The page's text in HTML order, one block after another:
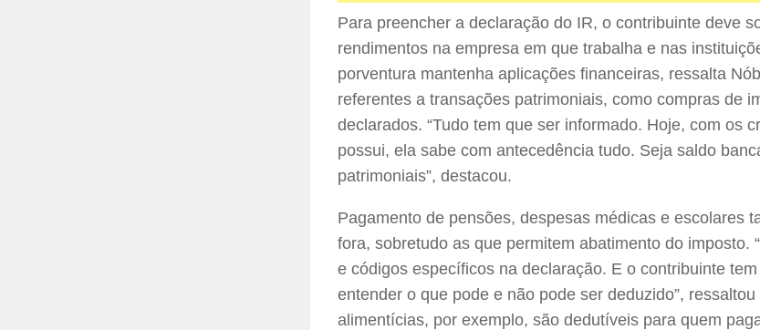
Para preencher a declaração do IR, o contribuinte deve
rendimentos na empresa em que trabalha e nas
porventura mantenha aplicações financeiras, ressalta
referentes a transações patrimoniais, como compras de
declarados. “Tudo tem que ser informado. Hoje, com os
possui, ela sabe com antecedência tudo. Seja saldo
patrimoniais”, destacou.
Pagamento de pensões, despesas médicas e escolares
fora, sobretudo as que permitem abatimento do imposto.
e códigos específicos na declaração. E o contribuinte
entender o que pode e não pode ser deduzido”,
alimentícias, por exemplo, são dedutíveis para quem